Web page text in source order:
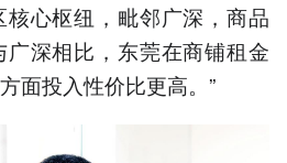
心枢纽，毗邻广深，商品
深相比，东莞在商铺租金
面投入性价比更高。”